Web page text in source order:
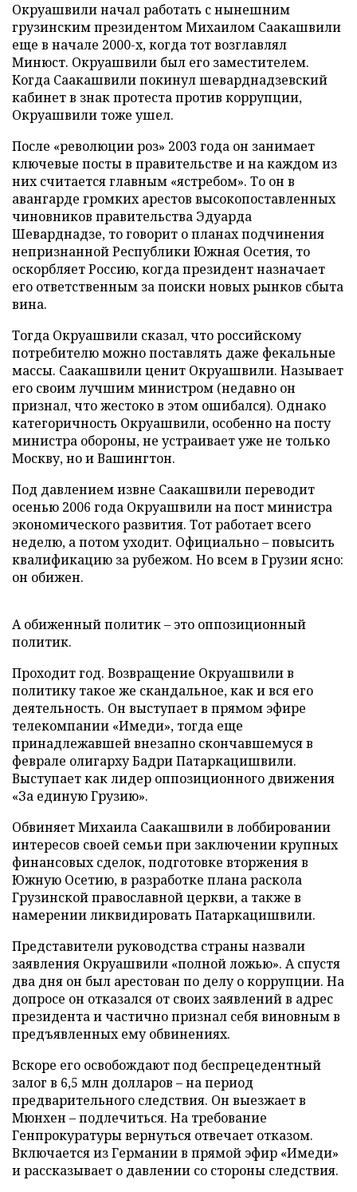
Окруашвили начал работать с нынешним
грузинским президентом Михаилом Саакашвили
еще в начале 2000-х, когда тот возглавлял
Минюст. Окруашвили был его заместителем.
Когда Саакашвили покинул шеварднадзевский
кабинет в знак протеста против коррупции,
Окруашвили тоже ушел.
После «революции роз» 2003 года он занимает
ключевые посты в правительстве и на каждом из
них считается главным «ястребом». То он в
авангарде громких арестов высокопоставленных
чиновников правительства Эдуарда
Шеварднадзе, то говорит о планах подчинения
непризнанной Республики Южная Осетия, то
оскорбляет Россию, когда президент назначает
его ответственным за поиски новых рынков сбыта
вина.
Тогда Окруашвили сказал, что российскому
потребителю можно поставлять даже фекальные
массы. Саакашвили ценит Окруашвили. Называет
его своим лучшим министром (недавно он
признал, что жестоко в этом ошибался). Однако
категоричность Окруашвили, особенно на посту
министра обороны, не устраивает уже не только
Москву, но и Вашингтон.
Под давлением извне Саакашвили переводит
осенью 2006 года Окруашвили на пост министра
экономического развития. Тот работает всего
неделю, а потом уходит. Официально – повысить
квалификацию за рубежом. Но всем в Грузии ясно:
он обижен.
А обиженный политик – это оппозиционный
политик.
Проходит год. Возвращение Окруашвили в
политику такое же скандальное, как и вся его
деятельность. Он выступает в прямом эфире
телекомпании «Имеди», тогда еще
принадлежавшей внезапно скончавшемуся в
феврале олигарху Бадри Патаркацишвили.
Выступает как лидер оппозиционного движения
«За единую Грузию».
Обвиняет Михаила Саакашвили в лоббировании
интересов своей семьи при заключении крупных
финансовых сделок, подготовке вторжения в
Южную Осетию, в разработке плана раскола
Грузинской православной церкви, а также в
намерении ликвидировать Патаркацишвили.
Представители руководства страны назвали
заявления Окруашвили «полной ложью». А спустя
два дня он был арестован по делу о коррупции. На
допросе он отказался от своих заявлений в адрес
президента и частично признал себя виновным в
предъявленных ему обвинениях.
Вскоре его освобождают под беспрецедентный
залог в 6,5 млн долларов – на период
предварительного следствия. Он выезжает в
Мюнхен – подлечиться. На требование
Генпрокуратуры вернуться отвечает отказом.
Включается из Германии в прямой эфир «Имеди»
и рассказывает о давлении со стороны следствия.